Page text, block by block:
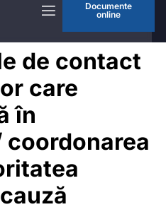
Documente
online
de contact
care
în